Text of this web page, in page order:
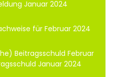
Januar 2024
für Februar 2024
Beitragsschuld Februar
Januar 2024